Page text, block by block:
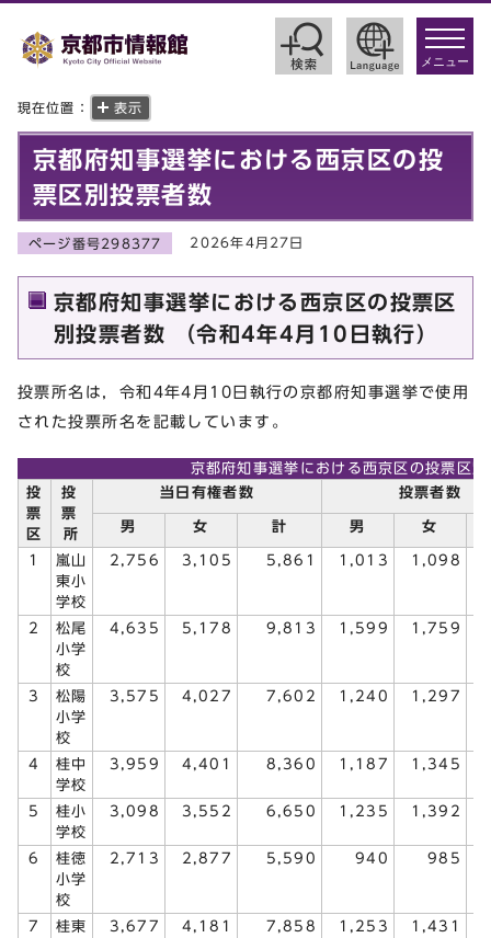
toggle
メニュー
現在位置： 表示
京都府知事選挙における西京区の投
票区別投票者数
ページ番号298377 2026年4月27日
京都府知事選挙における西京区の投票区
別投票者数 （令和4年4月10日執行）
投票所名は，令和4年4月10日執行の京都府知事選挙で使用
された投票所名を記載しています。
京都府知事選挙における西京区の投票区
投
票
区
投
票
所
当日有権者数 投票者数
男 女 計 男 女
1
嵐山
東小
学校
2,756 3,105 5,861 1,013 1,098
2
松尾
小学
校
4,635 5,178 9,813 1,599 1,759
3
松陽
小学
校
3,575 4,027 7,602 1,240 1,297
4
桂中
学校
3,959 4,401 8,360 1,187 1,345
5
桂小
学校
3,098 3,552 6,650 1,235 1,392
6
桂徳
小学
校
2,713 2,877 5,590 940 985
7
桂東
3,677 4,181 7,858 1,253 1,431